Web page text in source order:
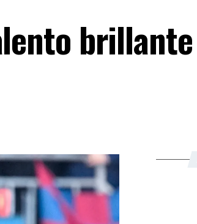
brillante